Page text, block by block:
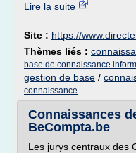
Lire la suite
Site : https://
Thèmes liés :
base de connaissance
gestion de base /
connaissance
Connaissances
BeCompta.be
Les jurys centraux des